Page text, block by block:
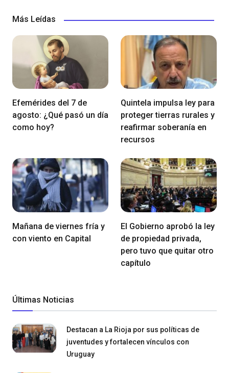
Más Leídas
Efemérides del 7 de
agosto: ¿Qué pasó un día
como hoy?
Quintela impulsa ley para
proteger tierras rurales y
reafirmar soberanía en
recursos
Mañana de viernes fría y
con viento en Capital
El Gobierno aprobó la ley
de propiedad privada,
pero tuvo que quitar otro
capítulo
Últimas Noticias
Destacan a La Rioja por sus políticas de
juventudes y fortalecen vínculos con
Uruguay